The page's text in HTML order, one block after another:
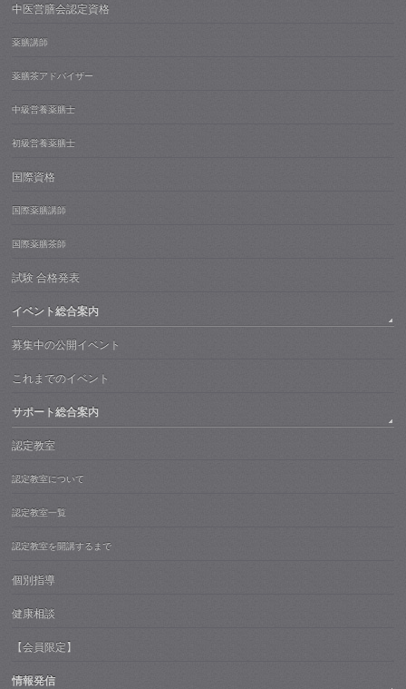
中医営膳会認定資格
薬膳講師
薬膳茶アドバイザー
中級営養薬膳士
初級営養薬膳士
国際資格
国際薬膳講師
国際薬膳茶師
試験 合格発表
イベント総合案内
募集中の公開イベント
これまでのイベント
サポート総合案内
認定教室
認定教室について
認定教室一覧
認定教室を開講するまで
個別指導
健康相談
【会員限定】
情報発信